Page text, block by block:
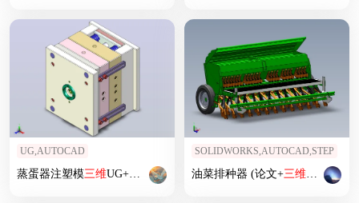
UG,AUTOCAD
蒸蛋器注塑模三维UG+二维CAD
SOLIDWORKS,AUTOCAD,STEP
油菜排种器 (论文+三维图+ 二维